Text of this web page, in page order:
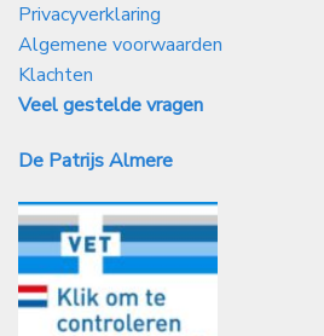
Privacyverklaring
Algemene voorwaarden
Klachten
Veel gestelde vragen
De Patrijs Almere